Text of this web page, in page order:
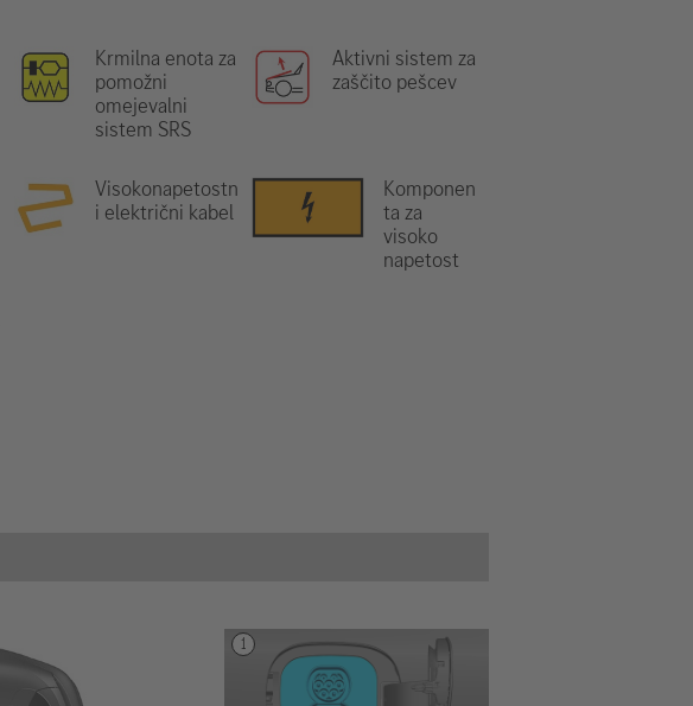
Krmilna enota za
pomožni
omejevalni
sistem SRS
Aktivni sistem za
zaščito pešcev
Visokonapetostn
i električni kabel
Komponen
ta za
visoko
napetost